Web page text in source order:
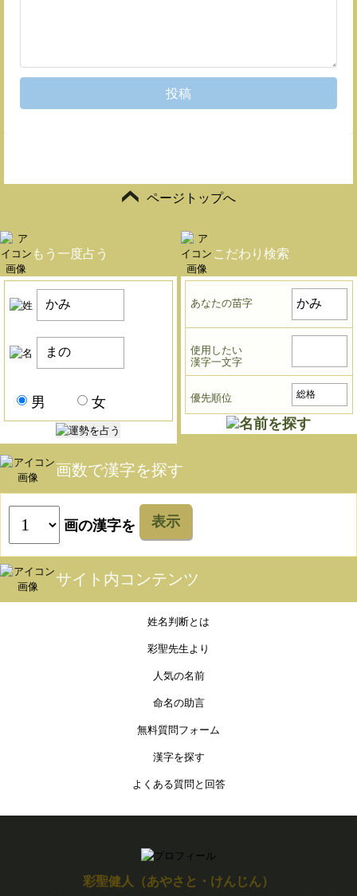
投稿
ページトップへ
もう一度占う
男 女
こだわり検索
あなたの苗字
使用したい
漢字一文字
優先順位
画数で漢字を探す
画の漢字を 表示
サイト内コンテンツ
姓名判断とは
彩聖先生より
人気の名前
命名の助言
無料質問フォーム
漢字を探す
よくある質問と回答
彩聖健人（あやさと・けんじん）